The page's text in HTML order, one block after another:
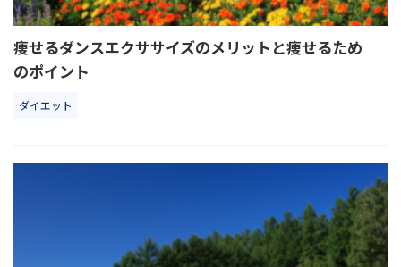
痩せるダンスエクササイズのメリットと痩せるため
のポイント
ダイエット